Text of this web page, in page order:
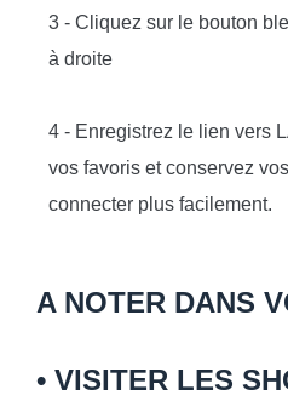
3 - Cliquez sur le bouton
à droite
4 - Enregistrez le lien vers
vos favoris et conservez
connecter plus facilement.
A NOTER DANS
• VISITER LES